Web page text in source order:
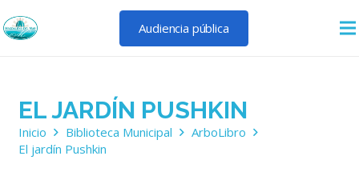
Audiencia pública
EL JARDÍN PUSHKIN
Inicio Biblioteca Municipal
ArboLibro
El jardín Pushkin